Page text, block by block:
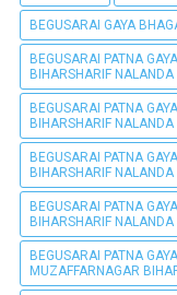
BEGUSARAI GAYA
BEGUSARAI PATNA
BIHARSHARIF
BEGUSARAI PATNA
BIHARSHARIF
BEGUSARAI PATNA
BIHARSHARIF
BEGUSARAI PATNA
BIHARSHARIF
BEGUSARAI PATNA
MUZAFFARNAGAR